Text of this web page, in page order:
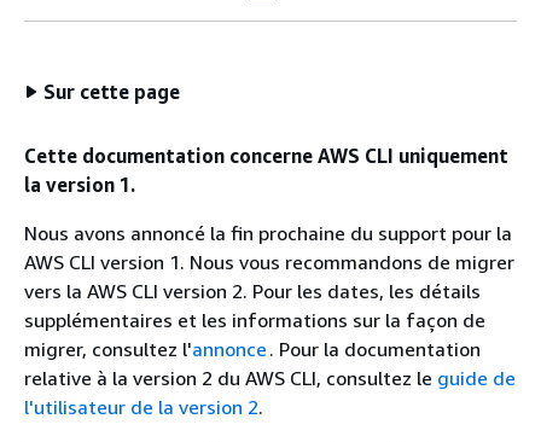
Sur cette page
Cette documentation concerne AWS CLI uniquement
la version 1.
Nous avons annoncé la fin prochaine du support pour la
AWS CLI version 1. Nous vous recommandons de migrer
vers la AWS CLI version 2. Pour les dates, les détails
supplémentaires et les informations sur la façon de
migrer, consultez l'annonce . Pour la documentation
relative à la version 2 du AWS CLI, consultez le guide de
l'utilisateur de la version 2.